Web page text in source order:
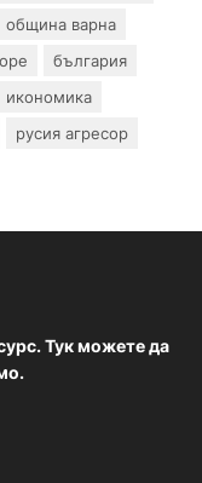
община варна
българия
икономика
русия агресор
Тук можете да